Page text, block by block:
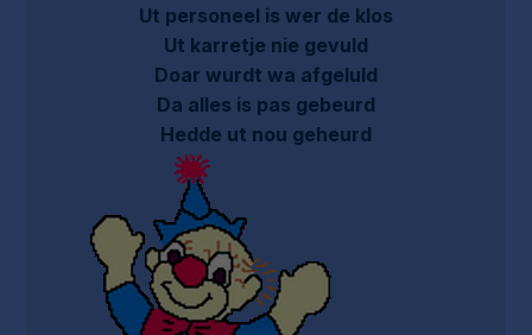
Ut personeel is wer de klos
Ut karretje nie gevuld
Doar wurdt wa afgeluld
Da alles is pas gebeurd
Hedde ut nou geheurd